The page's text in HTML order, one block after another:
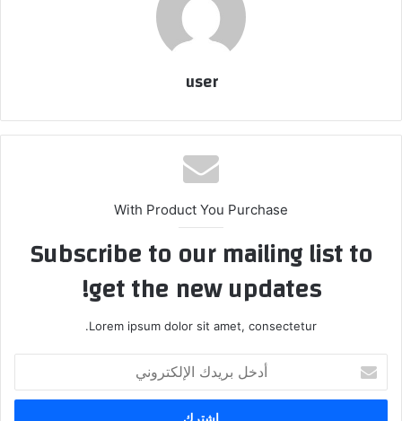
user
With Product You Purchase
Subscribe to our mailing list to
get the new updates!
Lorem ipsum dolor sit amet, consectetur.
بريدك
الإلكتروني